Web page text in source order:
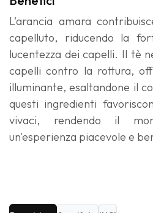
L'arancia amara
capelluto, riducendo la
lucentezza dei capelli. Il tè
capelli contro la rottura,
illuminante, esaltandone il
questi ingredienti
vivaci, rendendo il
un'esperienza piacevole e